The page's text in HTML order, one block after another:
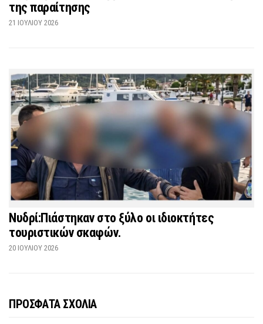
της παραίτησης
21 ΙΟΥΛΊΟΥ 2026
Νυδρί:Πιάστηκαν στο ξύλο οι ιδιοκτήτες
τουριστικών σκαφών.
20 ΙΟΥΛΊΟΥ 2026
ΠΡΟΣΦΑΤΑ ΣΧΟΛΙΑ